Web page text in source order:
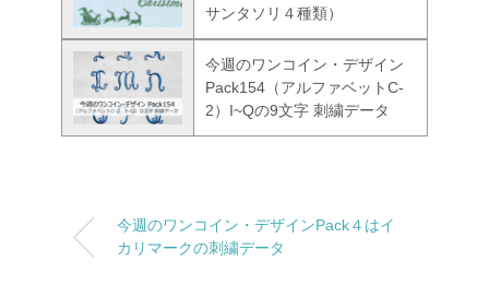
サンタソリ４種類）
今週のワンコイン・デザイン
Pack154（アルファベットC-
2）I~Qの9文字 刺繍データ
今週のワンコイン・デザインPack４はイ
カリマークの刺繍データ